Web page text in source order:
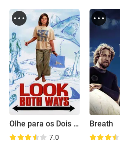
Olhe para os Dois Lados
7.0
Breath